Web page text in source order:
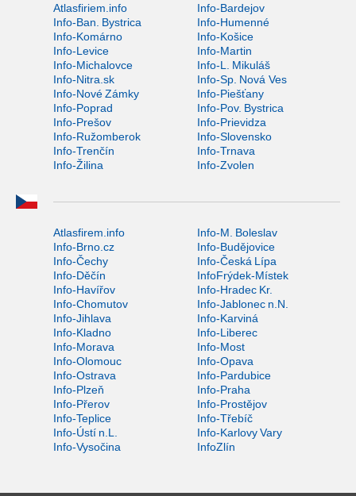
Atlasfiriem.info
Info-Bardejov
Info-Ban. Bystrica
Info-Humenné
Info-Komárno
Info-Košice
Info-Levice
Info-Martin
Info-Michalovce
Info-L. Mikuláš
Info-Nitra.sk
Info-Sp. Nová Ves
Info-Nové Zámky
Info-Piešťany
Info-Poprad
Info-Pov. Bystrica
Info-Prešov
Info-Prievidza
Info-Ružomberok
Info-Slovensko
Info-Trenčín
Info-Trnava
Info-Žilina
Info-Zvolen
Atlasfirem.info
Info-M. Boleslav
Info-Brno.cz
Info-Budějovice
Info-Čechy
Info-Česká Lípa
Info-Děčín
InfoFrýdek-Místek
Info-Havířov
Info-Hradec Kr.
Info-Chomutov
Info-Jablonec n.N.
Info-Jihlava
Info-Karviná
Info-Kladno
Info-Liberec
Info-Morava
Info-Most
Info-Olomouc
Info-Opava
Info-Ostrava
Info-Pardubice
Info-Plzeň
Info-Praha
Info-Přerov
Info-Prostějov
Info-Teplice
Info-Třebíč
Info-Ústí n.L.
Info-Karlovy Vary
Info-Vysočina
InfoZlín